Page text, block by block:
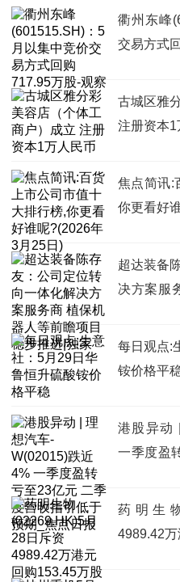
衢州东峰
交易方式
古城区雅
注册资本1
焦点简讯:
你更看好
超达装备
决方案服
每日观点:
铵价格平
港股异动
一季度盈
药明生
4989.42